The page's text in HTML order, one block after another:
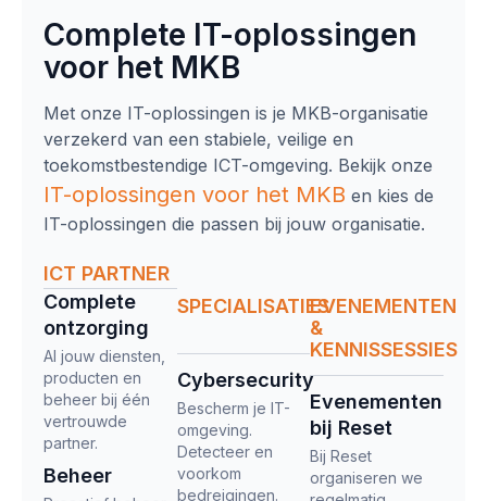
Complete IT-oplossingen
voor het MKB
Met onze IT-oplossingen is je MKB-organisatie
verzekerd van een stabiele, veilige en
toekomstbestendige ICT-omgeving. Bekijk onze
IT-oplossingen voor het MKB en kies de
IT-oplossingen die passen bij jouw organisatie.
ICT PARTNER
Complete
ontzorging​
Al jouw diensten,
producten en
beheer bij één
vertrouwde
partner.
Beheer
SPECIALISATIES
Cybersecurity
Bescherm je IT-
omgeving.
Detecteer en
voorkom
bedreigingen.
EVENEMENTEN
&
KENNISSESSIES
Evenementen
bij Reset
Bij Reset
organiseren we